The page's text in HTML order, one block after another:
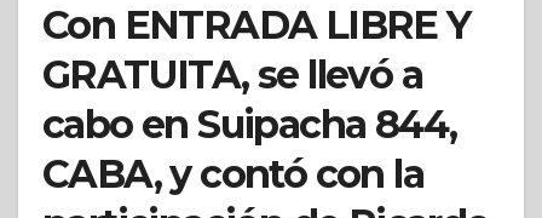
Con ENTRADA LIBRE Y
GRATUITA, se llevó a
cabo en Suipacha 844,
CABA, y contó con la